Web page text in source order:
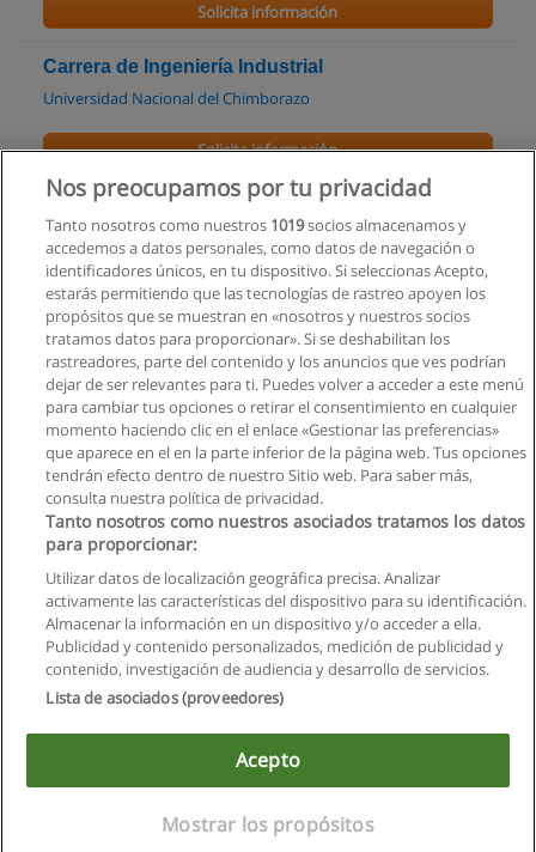
Solicita información
Carrera de Ingeniería Industrial
Universidad Nacional del Chimborazo
Solicita información
Maestría en sistemas de organización Industrial
Universidad Tecnológica Indoamerica
Solicita información
Maestría en sistemas de organización Industrial
Universidad Tecnológica Indoamerica
Solicita información
Privacidad de datos
Contactar con Educaedu
Copyright © Educaedu Business S.L. - CIF : B-95610580: -
Nos preocupamos por tu privacidad
Tanto nosotros como nuestros 1019socios almacenamos y
accedemos a datos personales, como datos de navegación o
identificadores únicos, en tu dispositivo. Si seleccionas Acepto,
estarás permitiendo que las tecnologías de rastreo apoyen los
propósitos que se muestran en «nosotros y nuestros socios
tratamos datos para proporcionar». Si se deshabilitan los
rastreadores, parte del contenido y los anuncios que ves podrían
dejar de ser relevantes para ti. Puedes volver a acceder a este menú
para cambiar tus opciones o retirar el consentimiento en cualquier
momento haciendo clic en el enlace «Gestionar las preferencias»
que aparece en el en la parte inferior de la página web. Tus opciones
tendrán efecto dentro de nuestro Sitio web. Para saber más,
consulta nuestra política de privacidad.
Tanto nosotros como nuestros asociados tratamos los datos
para proporcionar:
Utilizar datos de localización geográfica precisa. Analizar
activamente las características del dispositivo para su identificación.
Almacenar la información en un dispositivo y/o acceder a ella.
Publicidad y contenido personalizados, medición de publicidad y
contenido, investigación de audiencia y desarrollo de servicios.
Lista de asociados (proveedores)
Acepto
Mostrar los propósitos